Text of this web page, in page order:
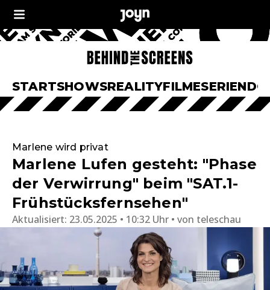
STARTSHOWSREALITYFILMESERIEN
Marlene wird privat
Marlene Lufen gesteht: "Phase
der Verwirrung" beim "SAT.1-
Frühstücksfernsehen"
Aktualisiert: 23.05.2025 • 10:32 Uhr von teleschau